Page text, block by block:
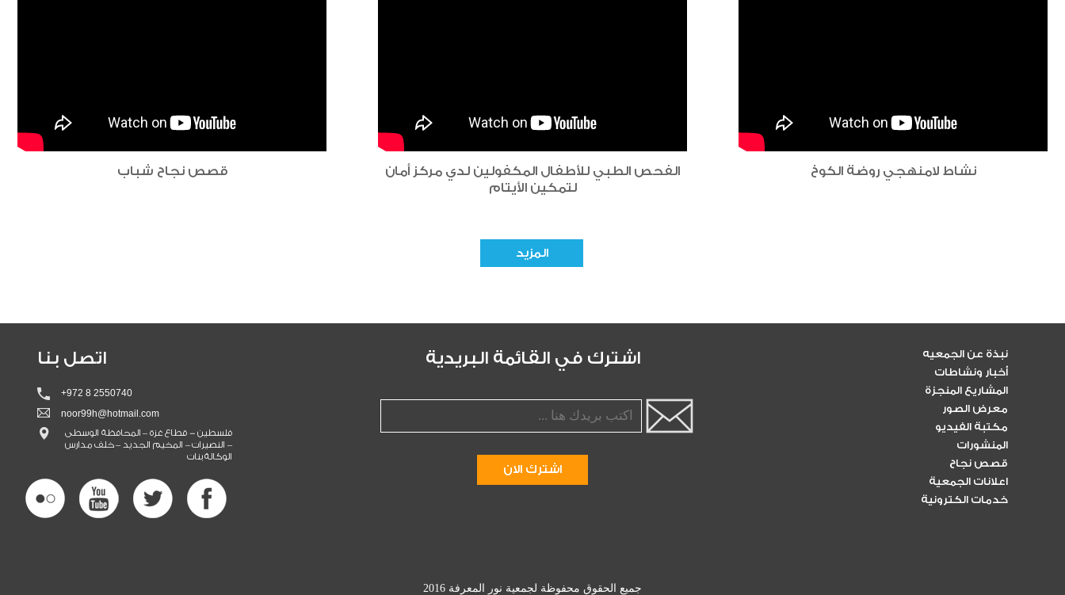
نشاط لامنهجي روضة الكوخ
الفحص الطبي للأطفال المكفولين لدي مركز أمان
لتمكين الأيتام
قصص نجاح شباب
المزيد
نبذة عن الجمعيه
أخبار ونشاطات
المشاريع المنجزة
معرض الصور
مكتبة الفيديو
المنشورات
قصص نجاح
اعلانات الجمعية
خدمات الكترونية
اشترك في القائمة البريدية اتصل بنا
+972 8 2550740
noor99h@hotmail.com
فلسطين - قطاع غزة – المحافظة الوسطى
– النصيرات – المخيم الجديد – خلف مدارس
الوكالة بنات
جميع الحقوق محفوظة لجمعية نور المعرفة 2016